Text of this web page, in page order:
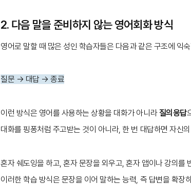
2. 다음 말을 준비하지 않는 영어회화 방식
영어로 말할 때 많은 성인 학습자들은 다음과 같은 구조에 익
질문 → 대답 → 종료
이런 방식은 영어를 사용하는 상황을 대화가 아니라질의응답
대화를 핑퐁처럼 주고받는 것이 아니라, 한 번 대답하면 자신
혼자 쉐도잉을 하고, 혼자 문장을 외우고, 혼자 앱이나 강의를
이러한 학습 방식은 문장을 이어 말하는 능력, 즉 답변을 확장